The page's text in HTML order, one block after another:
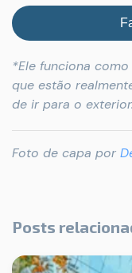
*Ele funciona
que estão
de ir para o exterior.
Foto de capa por
Posts